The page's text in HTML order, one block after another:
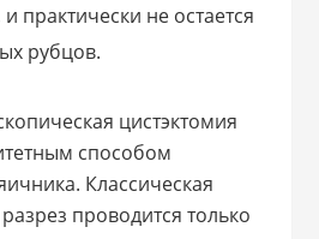
практически не остается
рубцов.
цистэктомия
способом
Классическая
проводится только